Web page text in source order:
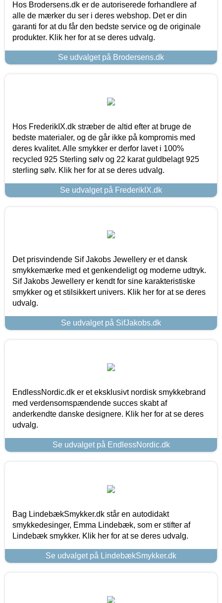
Hos Brodersens.dk er de autoriserede forhandlere af
alle de mærker du ser i deres webshop. Det er din
garanti for at du får den bedste service og de originale
produkter. Klik her for at se deres udvalg.
Se udvalget på Brodersens.dk
Hos FrederikIX.dk stræber de altid efter at bruge de
bedste materialer, og de går ikke på kompromis med
deres kvalitet. Alle smykker er derfor lavet i 100%
recycled 925 Sterling sølv og 22 karat guldbelagt 925
sterling sølv. Klik her for at se deres udvalg.
Se udvalget på FrederikIX.dk
Det prisvindende Sif Jakobs Jewellery er et dansk
smykkemærke med et genkendeligt og moderne udtryk.
Sif Jakobs Jewellery er kendt for sine karakteristiske
smykker og et stilsikkert univers. Klik her for at se deres
udvalg.
Se udvalget på SifJakobs.dk
EndlessNordic.dk er et eksklusivt nordisk smykkebrand
med verdensomspændende succes skabt af
anderkendte danske designere. Klik her for at se deres
udvalg.
Se udvalget på EndlessNordic.dk
Bag LindebækSmykker.dk står en autodidakt
smykkedesinger, Emma Lindebæk, som er stifter af
Lindebæk smykker. Klik her for at se deres udvalg.
Se udvalget på LindebækSmykker.dk